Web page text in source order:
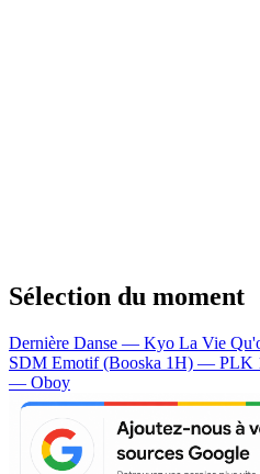
Sélection du moment
Dernière Danse — Kyo La Vie
SDM Emotif (Booska 1H) — PLK
— Oboy